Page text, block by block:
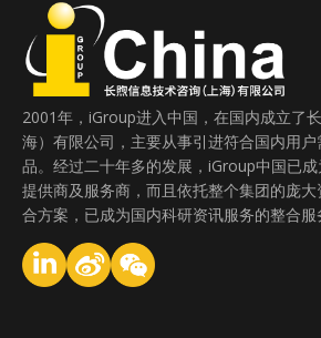
2001年，iGroup进入中国，在国内成立了
海）有限公司，主要从事引进符合国内用
品。经过二十年多的发展，iGroup中国已
提供商及服务商，而且依托整个集团的庞
合方案，已成为国内科研资讯服务的整合服